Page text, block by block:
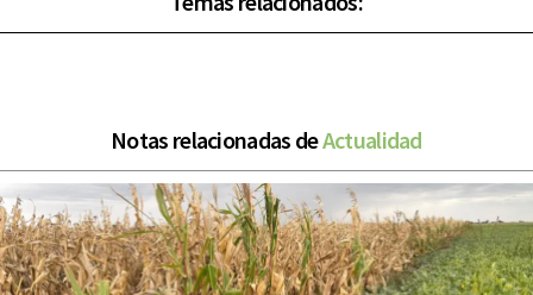
Notas relacionadas deActualidad